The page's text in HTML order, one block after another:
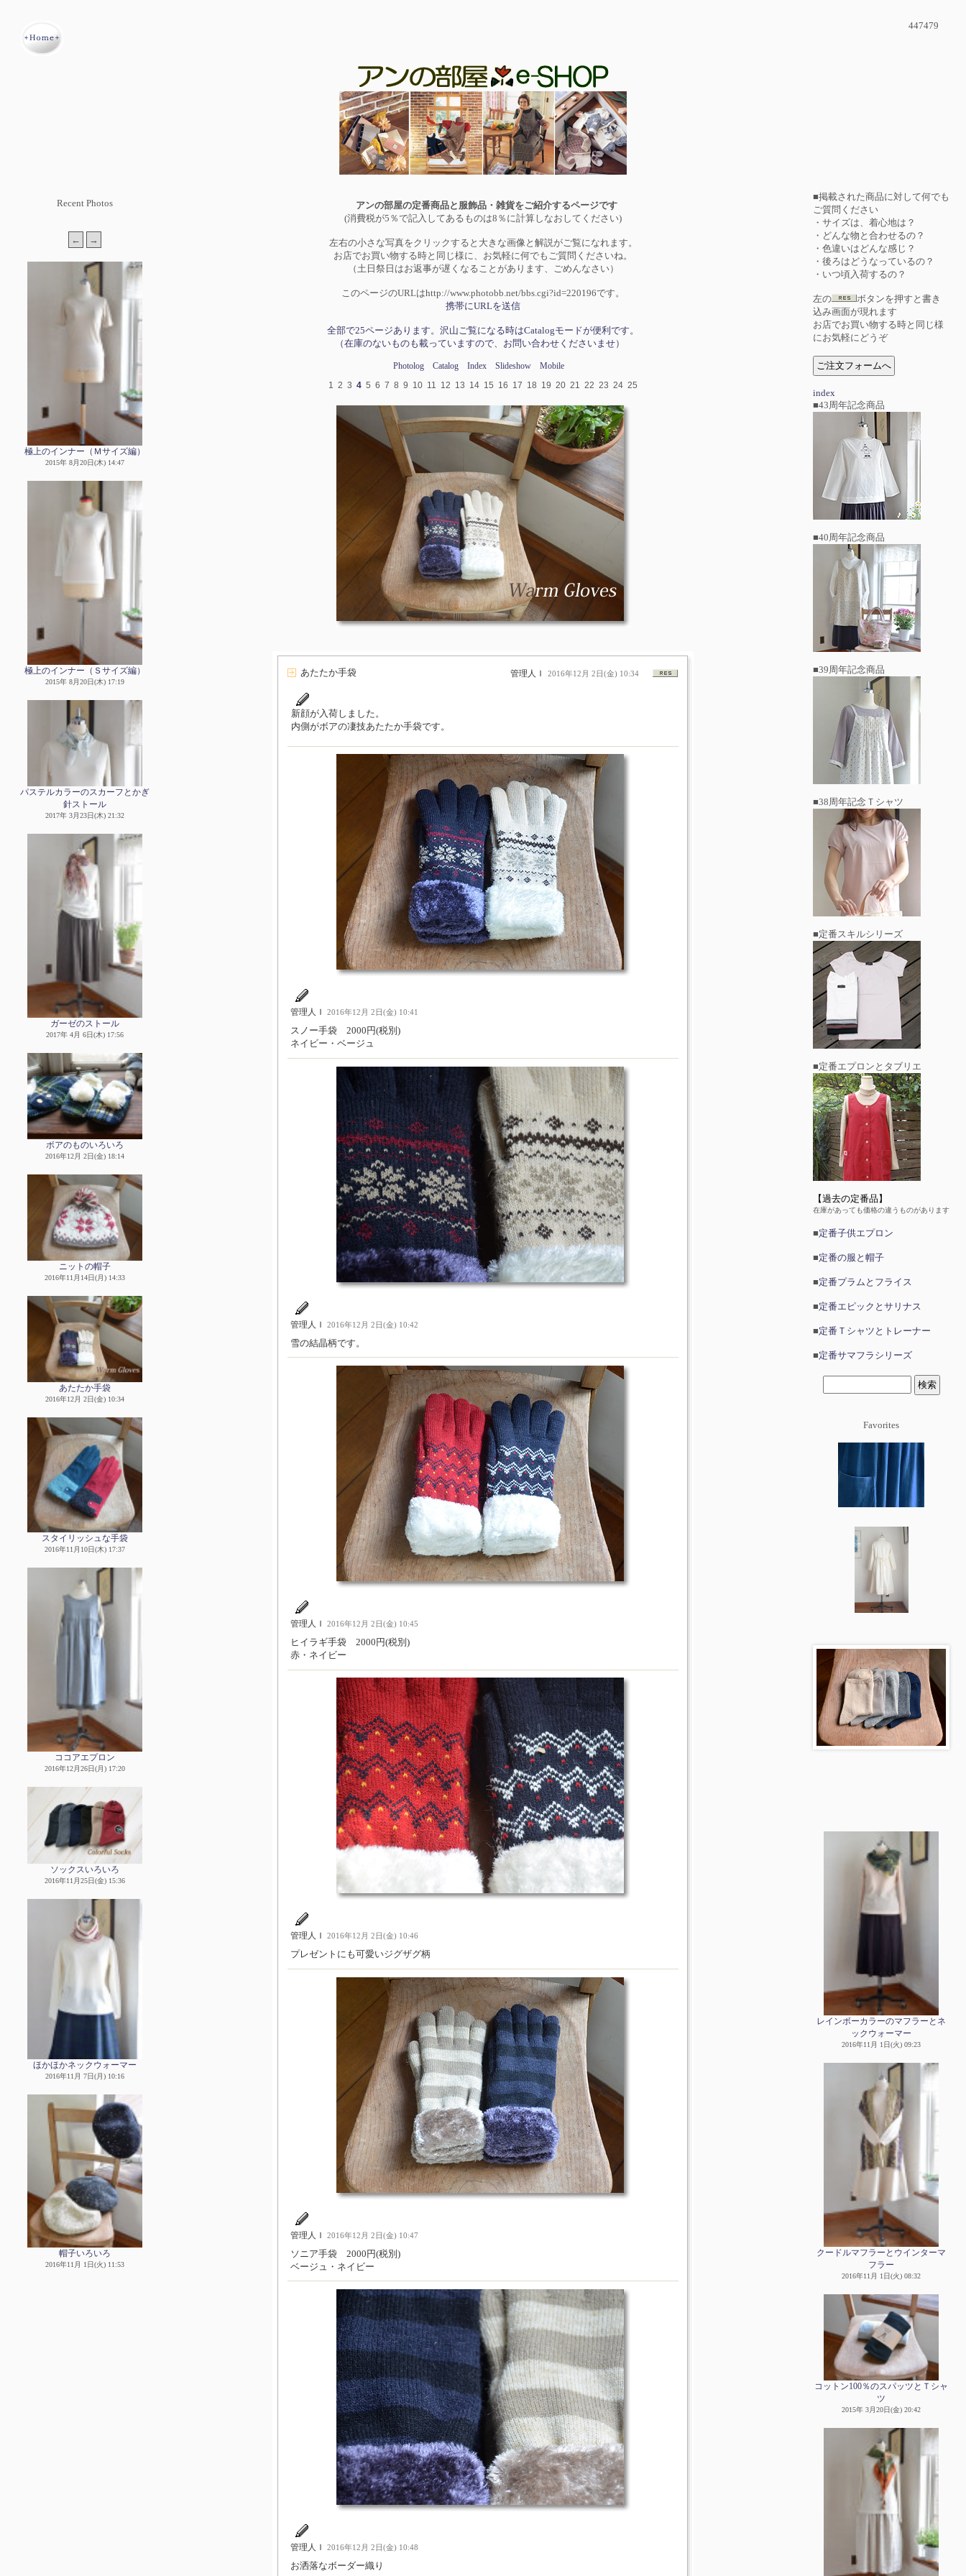
447479
Recent Photos
極上のインナー（Ｍサイズ編）
2015年 8月20日(木) 14:47
極上のインナー（Ｓサイズ編）
2015年 8月20日(木) 17:19
パステルカラーのスカーフとかぎ
針ストール
2017年 3月23日(木) 21:32
ガーゼのストール
2017年 4月 6日(木) 17:56
ボアのものいろいろ
2016年12月 2日(金) 18:14
ニットの帽子
2016年11月14日(月) 14:33
あたたか手袋
2016年12月 2日(金) 10:34
スタイリッシュな手袋
2016年11月10日(木) 17:37
ココアエプロン
2016年12月26日(月) 17:20
ソックスいろいろ
2016年11月25日(金) 15:36
ほかほかネックウォーマー
2016年11月 7日(月) 10:16
帽子いろいろ
2016年11月 1日(火) 11:53
アンの部屋の定番商品と服飾品・雑貨をご紹介するページです
(消費税が5％で記入してあるものは8％に計算しなおしてください)
左右の小さな写真をクリックすると大きな画像と解説がご覧になれます。
お店でお買い物する時と同じ様に、お気軽に何でもご質問くださいね。
（土日祭日はお返事が遅くなることがあります、ごめんなさい）
このページのURLはhttp://www.photobb.net/bbs.cgi?id=220196です。
携帯にURLを送信
全部で25ページあります。沢山ご覧になる時はCatalogモードが便利です。
（在庫のないものも載っていますので、お問い合わせくださいませ）
Photolog Catalog Index Slideshow
Mobile
1 2 3 4 5 6 7 8 9 10 11 12 13 14 15 16 17 18 19 20 21 22 23 24 25
あたたか手袋 管理人Ｉ 2016年12月 2日(金) 10:34
新顔が入荷しました。
内側がボアの凄技あたたか手袋です。
管理人Ｉ 2016年12月 2日(金) 10:41
スノー手袋 2000円(税別)
ネイビー・ベージュ
管理人Ｉ 2016年12月 2日(金) 10:42
雪の結晶柄です。
管理人Ｉ 2016年12月 2日(金) 10:45
ヒイラギ手袋 2000円(税別)
赤・ネイビー
管理人Ｉ 2016年12月 2日(金) 10:46
プレゼントにも可愛いジグザグ柄
管理人Ｉ 2016年12月 2日(金) 10:47
ソニア手袋 2000円(税別)
ベージュ・ネイビー
管理人Ｉ 2016年12月 2日(金) 10:48
お洒落なボーダー織り
■掲載された商品に対して何でも
ご質問ください
・サイズは、着心地は？
・どんな物と合わせるの？
・色違いはどんな感じ？
・後ろはどうなっているの？
・いつ頃入荷するの？
左の
ボタンを押すと書き
込み画面が現れます
お店でお買い物する時と同じ様
にお気軽にどうぞ
index
■43周年記念商品
■40周年記念商品
■39周年記念商品
■38周年記念Ｔシャツ
■定番スキルシリーズ
■定番エプロンとタブリエ
【過去の定番品】
在庫があっても価格の違うものがあります
■定番子供エプロン
■定番の服と帽子
■定番プラムとフライス
■定番エピックとサリナス
■定番Ｔシャツとトレーナー
■定番サマフラシリーズ
Favorites
レインボーカラーのマフラーとネ
ックウォーマー
2016年11月 1日(火) 09:23
クードルマフラーとウインターマ
フラー
2016年11月 1日(火) 08:32
コットン100％のスパッツとＴシャ
ツ
2015年 3月20日(金) 20:42